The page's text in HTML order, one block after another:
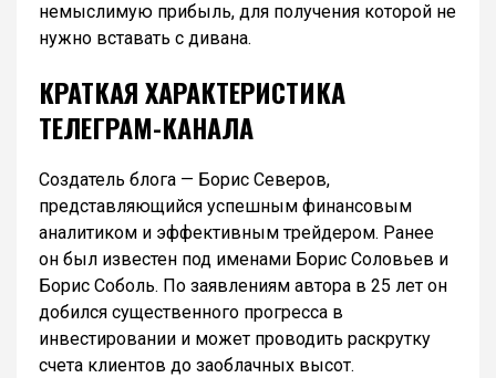
немыслимую прибыль, для получения которой не
нужно вставать с дивана.
КРАТКАЯ ХАРАКТЕРИСТИКА
ТЕЛЕГРАМ-КАНАЛА
Создатель блога — Борис Северов,
представляющийся успешным финансовым
аналитиком и эффективным трейдером. Ранее
он был известен под именами Борис Соловьев и
Борис Соболь. По заявлениям автора в 25 лет он
добился существенного прогресса в
инвестировании и может проводить раскрутку
счета клиентов до заоблачных высот.